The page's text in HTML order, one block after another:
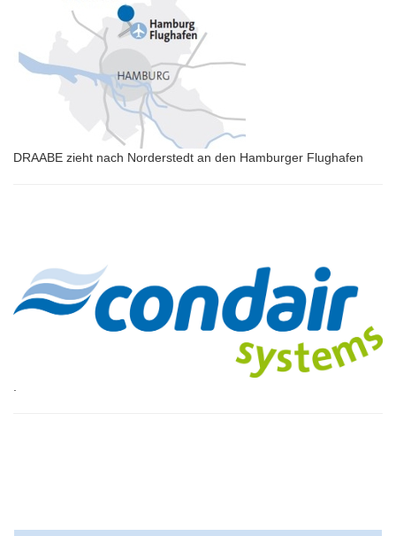
DRAABE zieht nach Norderstedt an den Hamburger Flughafen